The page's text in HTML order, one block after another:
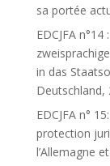
sa portée
EDCJFA
in das
Deutschland,
EDCJFA n°
protection
l’Allemagne